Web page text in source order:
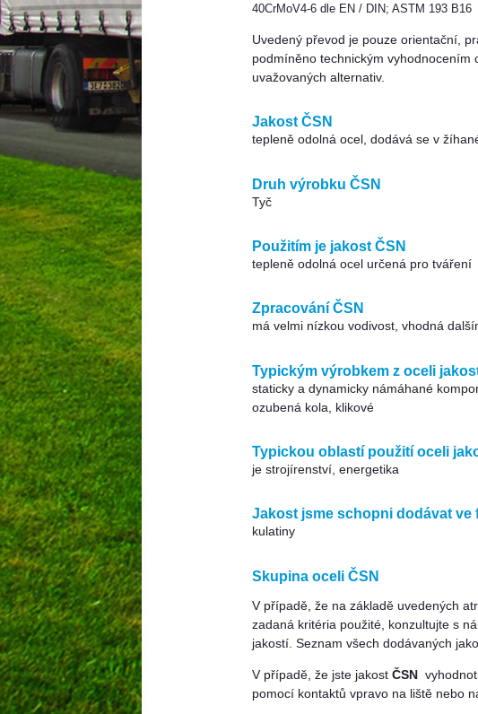
40CrMoV4-6 dle EN / DIN; ASTM 193 B16
Uvedený převod je pouze orientační,
podmíněno technickým vyhodnocením
uvažovaných alternativ.
Jakost ČSN
tepleně odolná ocel, dodává se v
Druh výrobku ČSN
Tyč
Použitím je jakost ČSN
tepleně odolná ocel určená pro tváření
Zpracování ČSN
má velmi nízkou vodivost, vhodná
Typickým výrobkem z oceli
staticky a dynamicky námáhané
ozubená kola, klikové
Typickou oblastí použití oceli
je strojírenství, energetika
Jakost jsme schopni dodávat ve
kulatiny
Skupina oceli ČSN
V případě, že na základě uvedených
zadaná kritéria použité, konzultujte s
jakostí. Seznam všech dodávaných
V případě, že jste jakost ČSN
pomocí kontaktů vpravo na liště nebo